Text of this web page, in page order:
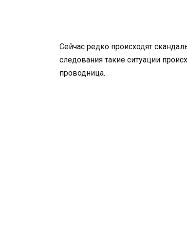
Сейчас редко происходят
следования такие ситуации
проводница.